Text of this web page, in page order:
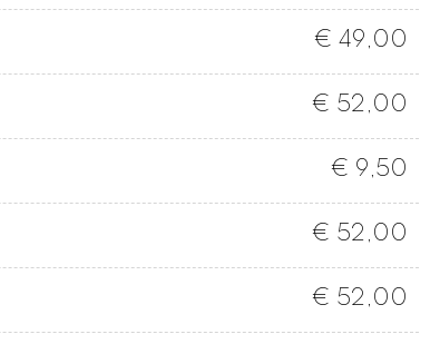
€ 49,00
€ 52,00
€ 9,50
€ 52,00
€ 52,00